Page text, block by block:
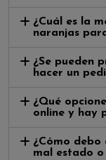
¿Cuál es la
naranjas
¿Se pueden
hacer un
¿Qué
online y hay
¿Cómo
mal estado